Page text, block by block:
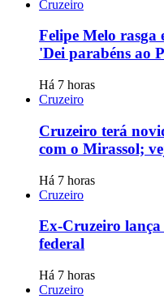
Cruzeiro
Felipe Melo
'Dei parabéns ao
Há 7 horas
Cruzeiro
Cruzeiro terá
com o Mirassol;
Há 7 horas
Cruzeiro
Ex-Cruzeiro
federal
Há 7 horas
Cruzeiro